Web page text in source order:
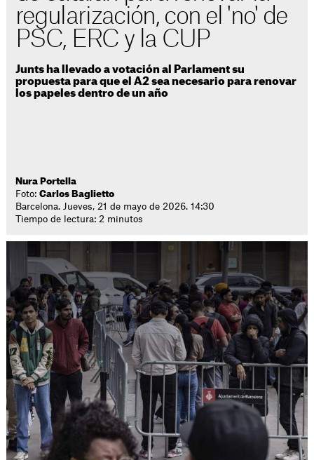
regularización, con el 'no' de
PSC, ERC y la CUP
Junts ha llevado a votación al Parlament su
propuesta para que el A2 sea necesario para renovar
los papeles dentro de un año
Nura Portella
Foto:Carlos Baglietto
Barcelona. Jueves, 21 de mayo de 2026. 14:30
Tiempo de lectura: 2 minutos